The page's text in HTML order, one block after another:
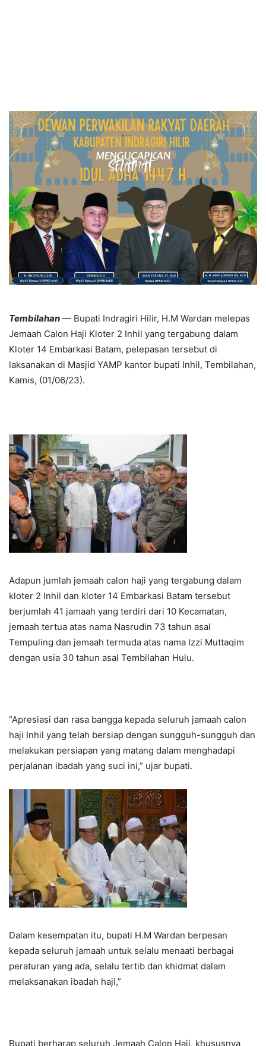
Tembilahan — Bupati Indragiri Hilir, H.M Wardan melepas
Jemaah Calon Haji Kloter 2 Inhil yang tergabung dalam
Kloter 14 Embarkasi Batam, pelepasan tersebut di
laksanakan di Masjid YAMP kantor bupati Inhil, Tembilahan,
Kamis, (01/06/23).
Adapun jumlah jemaah calon haji yang tergabung dalam
kloter 2 Inhil dan kloter 14 Embarkasi Batam tersebut
berjumlah 41 jamaah yang terdiri dari 10 Kecamatan,
jemaah tertua atas nama Nasrudin 73 tahun asal
Tempuling dan jemaah termuda atas nama Izzi Muttaqim
dengan usia 30 tahun asal Tembilahan Hulu.
“Apresiasi dan rasa bangga kepada seluruh jamaah calon
haji Inhil yang telah bersiap dengan sungguh-sungguh dan
melakukan persiapan yang matang dalam menghadapi
perjalanan ibadah yang suci ini,” ujar bupati.
Dalam kesempatan itu, bupati H.M Wardan berpesan
kepada seluruh jamaah untuk selalu menaati berbagai
peraturan yang ada, selalu tertib dan khidmat dalam
melaksanakan ibadah haji,”
Bupati berharap seluruh Jemaah Calon Haji, khususnya